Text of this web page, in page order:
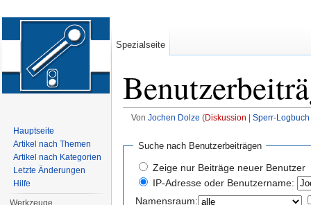
Von Jochen Dolze (Diskussion Sperr-Logbuch
Suche nach Benutzerbeiträgen
Zeige nur Beiträge neuer Benutzer
IP-Adresse oder Benutzername:
Namensraum:
Spezialseite
Hauptseite
Artikel nach Themen
Artikel nach Kategorien
Letzte Änderungen
Hilfe
Werkzeuge